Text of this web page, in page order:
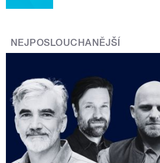
NEJPOSLOUCHANĚJŠÍ